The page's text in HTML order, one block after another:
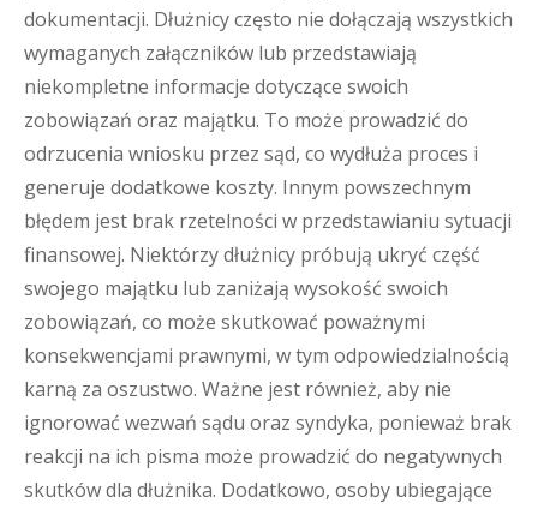
dokumentacji. Dłużnicy często nie dołączają wszystkich
wymaganych załączników lub przedstawiają
niekompletne informacje dotyczące swoich
zobowiązań oraz majątku. To może prowadzić do
odrzucenia wniosku przez sąd, co wydłuża proces i
generuje dodatkowe koszty. Innym powszechnym
błędem jest brak rzetelności w przedstawianiu sytuacji
finansowej. Niektórzy dłużnicy próbują ukryć część
swojego majątku lub zaniżają wysokość swoich
zobowiązań, co może skutkować poważnymi
konsekwencjami prawnymi, w tym odpowiedzialnością
karną za oszustwo. Ważne jest również, aby nie
ignorować wezwań sądu oraz syndyka, ponieważ brak
reakcji na ich pisma może prowadzić do negatywnych
skutków dla dłużnika. Dodatkowo, osoby ubiegające